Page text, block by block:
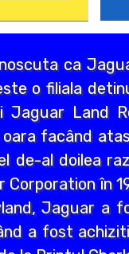
ca
o filiala
Land
oara facând
al doilea
în
Jaguar a
a fost